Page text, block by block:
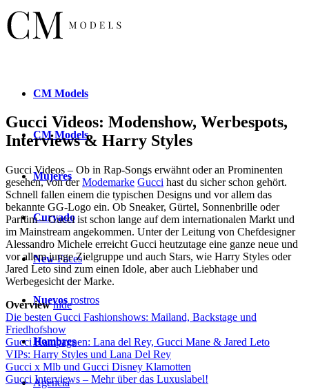
CM Models
CMModels
Mujeres
Curvado
NewFaces
Nuevos rostros
Hombres
Agencia
Gucci Videos: Modenshow, Werbespots,
Interviews & Harry Styles
Gucci Videos – Ob in Rap-Songs erwähnt oder an Prominenten
gesehen, von derModemarke Gucci hast du sicher schon gehört.
Schnell fallen einem die typischen Designs und vor allem das
bekannte GG-Logo ein. Ob Sneaker, Gürtel, Sonnenbrille oder
Parfüm – Gucci ist schon lange auf dem internationalen Markt und
im Mainstream angekommen. Unter der Leitung von Chefdesigner
Alessandro Michele erreicht Gucci heutzutage eine ganze neue und
vor allem junge Zielgruppe und auch Stars, wie Harry Styles oder
Jared Leto sind zum einen Idole, aber auch Liebhaber und
Werbegesicht der Marke.
Overview hide
Die besten Gucci Fashionshows: Mailand, Backstage und
Friedhofshow
Gucci Kampagnen: Lana del Rey, Gucci Mane & Jared Leto
VIPs: Harry Styles und Lana Del Rey
Gucci x Mlb und Gucci Disney Klamotten
Gucci Interviews – Mehr über das Luxuslabel!